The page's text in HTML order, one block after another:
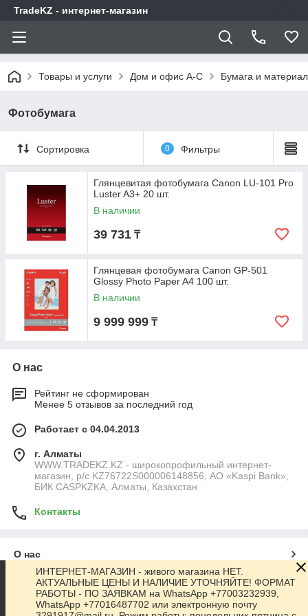
TradeKZ - интернет-магазин
Товары и услуги Дом и офис A-C Бумага и
Фотобумага
Сортировка 0 Фильтры
Глянцевитая фотобумага Canon LU-101 Pro
Luster A3+ 20 шт.
В наличии
39 731 ₸
Глянцевая фотобумага Canon GP-501
Glossy Photo Paper A4 100 шт.
В наличии
9 999 999 ₸
О нас
Рейтинг не сформирован
Менее 5 отзывов за последний год
Работает с 04.04.2013
г. Алматы
WWW.TRADEKZ.KZ - широкопрофильный интернет-
магазин, р/с KZ76722S000006148856, АО «Kaspi Bank»,
БИК CASPKZKA, Алматы, Казахстан
Контакты
О нас
Контакты
ИНТЕРНЕТ-МАГАЗИН - живого магазина НЕТ.
АКТУАЛЬНЫЕ ЦЕНЫ И НАЛИЧИЕ УТОЧНЯЙТЕ! ФОРМАТ
РАБОТЫ - ПО ЗАЯВКАМ на WhatsApp +77003232939,
WhatsApp +77016487702 или электронную почту